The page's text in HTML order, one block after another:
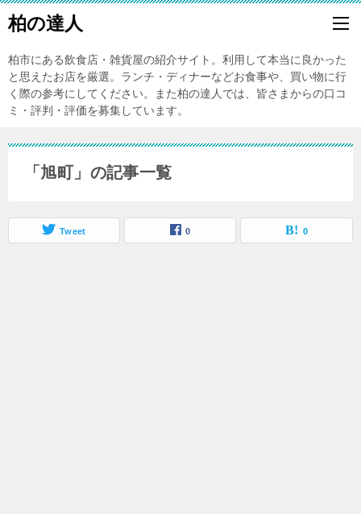
柏の達人
柏市にある飲食店・雑貨屋の紹介サイト。利用して本当に良かった
と思えたお店を厳選。ランチ・ディナーなどお食事や、買い物に行
く際の参考にしてください。また柏の達人では、皆さまからの口コ
ミ・評判・評価を募集しています。
「旭町」の記事一覧
Tweet 0 0